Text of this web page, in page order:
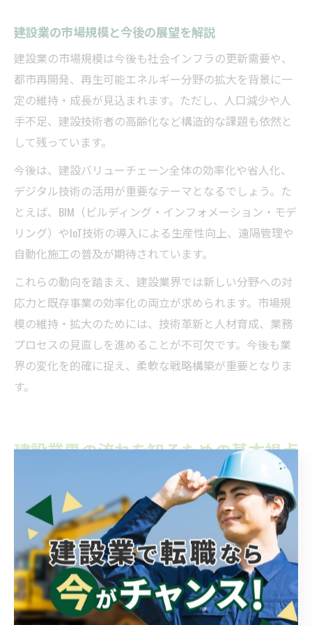
建設業の市場規模と今後の展望を解説
建設業の市場規模は今後も社会インフラの更新需要や、
都市再開発、再生可能エネルギー分野の拡大を背景に一
定の維持・成長が見込まれます。ただし、人口減少や人
手不足、建設技術者の高齢化など構造的な課題も依然と
して残っています。
今後は、建設バリューチェーン全体の効率化や省人化、
デジタル技術の活用が重要なテーマとなるでしょう。た
とえば、BIM（ビルディング・インフォメーション・モデ
リング）やIoT技術の導入による生産性向上、遠隔管理や
自動化施工の普及が期待されています。
これらの動向を踏まえ、建設業界では新しい分野への対
応力と既存事業の効率化の両立が求められます。市場規
模の維持・拡大のためには、技術革新と人材育成、業務
プロセスの見直しを進めることが不可欠です。今後も業
界の変化を的確に捉え、柔軟な戦略構築が重要となりま
す。
建設業界の流れを知るための基本視点
建設業の工程ごとの基本的な流れを把握
建設業のバリューチェーンを理解するためには、各工程
の基本的な流れを押さえることが重要です。一般的な建
設プロジェクトは、企画・設計、調達、施工、検査・引
き渡し、そして維持管理という一連のプロセスで構成さ
れています。これらの工程はそれぞれ専門性が高く、関
与する企業や職種も多岐にわたります。